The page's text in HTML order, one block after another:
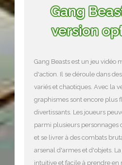
Gang
version
Gang Beasts est un jeu vidéo
d'action. Il se déroule dans
variés et chaotiques. Avec la
graphismes sont encore plus
divertissants. Les joueurs
parmi plusieurs personnages
et se livrer à des combats
arsenal d'armes et d'objets.
intuitive et facile à prendre en